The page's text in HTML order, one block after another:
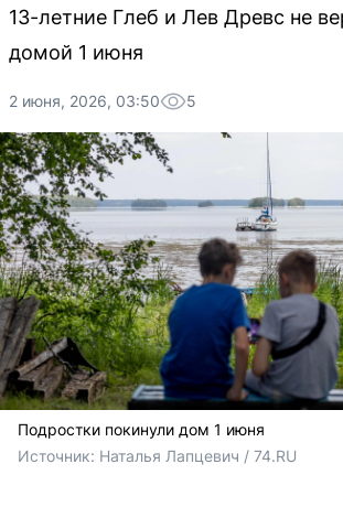
13-летние Глеб и Лев Древс не
домой 1 июня
2 июня, 2026, 03:50 5
Подростки покинули дом 1 июня
Источник: Наталья Лапцевич / 74.RU